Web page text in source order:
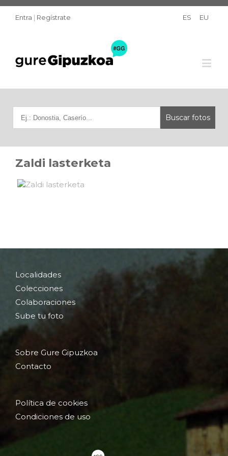
Entra | Regístrate ES EU
Zaldi lasterketa
Localidades
Colecciones
Colaboraciones
Sube tu foto
Sobre Gure Gipuzkoa
Contacto
Política de cookies
Condiciones de uso